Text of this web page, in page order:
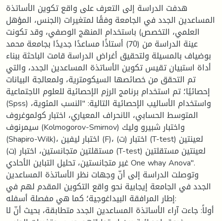
هدفت الدراسة إلى التعرف على واقع تكوين الأساتذة
المساعدين الجدد في الجامعة وفقًا لمتغيرات (الجنس، المؤهل
العلمي، التخصص) باستخدام المنهج الوصفي، وقد تكونت
عينة الدراسة من (70) أستاذًا مساعدًا جديدًا بجامعة محمد
بوضياف بالمسيلة ولتحقيق أغراض الدراسة قامت الباحثة ببناء
أداة استبيان تقيس تكوين الأساتذة المساعدين الجدد، والتي
تم التحقق من خصائصها السيكومترية، ولمعالجة البيانات
إحصائيًا؛ تم استخدام برنامج الرزم الإحصائية للعلوم الاجتماعية
(Spss) واستخدام الأساليب الإحصائية التالية: "النسب المئوية،
المتوسط الحسابي، الانحراف المعياري، اختبار كولموغروف
سيمرنوف (Kolmogorov-Smirnov) واختبار شبيرو وليك
(Shapiro-Wilk)، اختبار ليفين (F)، اختبار (ت) (T-test) لعينتين
مستقلتين متجانستين، اختبار (ت) (T-test) لعينتين مستقلتين
غير متجانستين، تحليل التباين الأحادي One whay Anova".
وتوصلت الدراسة إلى أنّ وجهات نظر الأساتذة المساعدين
الجدد في الجامعة إيجابية نحو واقع التكوين المقدم لهم في
إطار المرافقة البيداغوجية؛ كما هي مفصلة أسفله:
أولاً: جاءت آراء الأساتذة المساعدين الجدد متطابقة، بحيث أنّ لا